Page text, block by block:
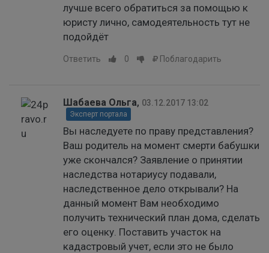
лучше всего обратиться за помощью к
юристу лично, самодеятельность тут не
подойдёт
Ответить 0 Поблагодарить
Шабаева Ольга, 03.12.2017 13:02
Эксперт портала
Вы наследуете по праву представления?
Ваш родитель на момент смерти бабушки
уже скончался? Заявление о принятии
наследства нотариусу подавали,
наследственное дело открывали? На
данный момент Вам необходимо
получить технический план дома, сделать
его оценку. Поставить участок на
кадастровый учет, если это не было